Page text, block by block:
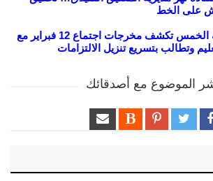
على الخط
النقابات التعليمية الخمس تكشف مخرجات اجتماع 12 فبراير مع
وتطالب بتسريع تنزيل الالتزامات
الموضوع مع أصدقائك